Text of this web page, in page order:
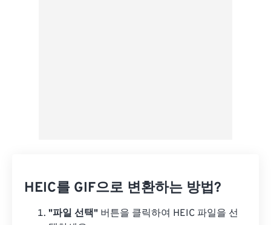
HEIC를 GIF으로 변환하는 방법?
"파일 선택" 버튼을 클릭하여 HEIC 파일을 선